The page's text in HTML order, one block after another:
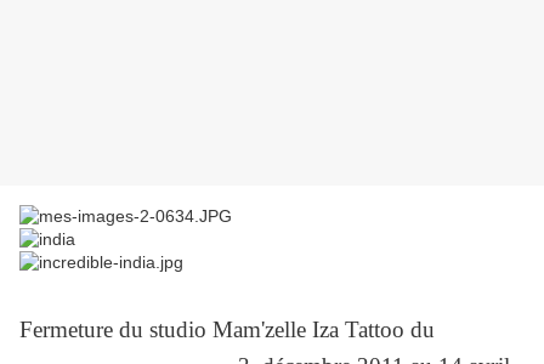
Fermeture du studio Mam'zelle Iza Tattoo du